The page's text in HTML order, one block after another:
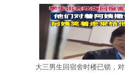
大三男生回宿舍时楼已锁，